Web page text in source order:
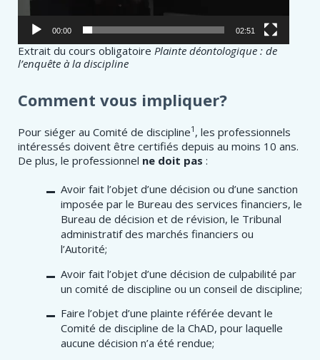
00:00 02:51
Extrait du cours obligatoire Plainte déontologique : de
l’enquête à la discipline
Comment vous impliquer?
Pour siéger au Comité de discipline1 , les professionnels
intéressés doivent être certifiés depuis au moins 10 ans.
De plus, le professionnel ne doit pas :
Avoir fait l’objet d’une décision ou d’une sanction
imposée par le Bureau des services financiers, le
Bureau de décision et de révision, le Tribunal
administratif des marchés financiers ou
l’Autorité;
Avoir fait l’objet d’une décision de culpabilité par
un comité de discipline ou un conseil de discipline;
Faire l’objet d’une plainte référée devant le
Comité de discipline de la ChAD, pour laquelle
aucune décision n’a été rendue;